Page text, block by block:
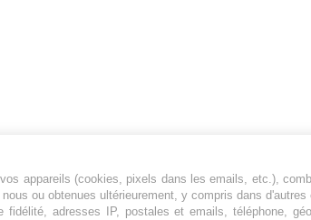
est un média sportif qui traite
de l'actualité de la Ligue 1 et
appareils (cookies, pixels dans les emails, etc.),
ou obtenues ultérieurement, y compris dans d'autres
adresses IP, postales et emails, téléphone,